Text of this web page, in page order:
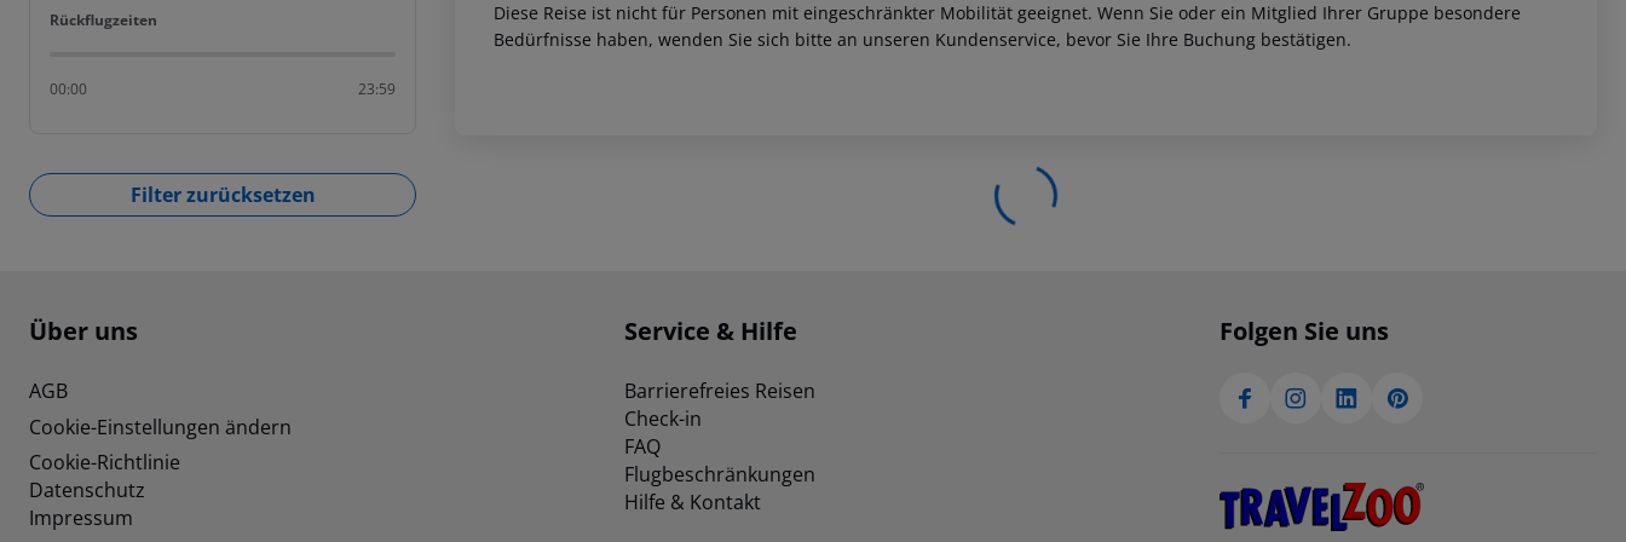
Rückflugzeiten
Rückflugzeiten
00:00 23:59
Filter zurücksetzen
Diese Reise ist nicht für Personen mit eingeschränkter Mobilität geeignet. Wenn Sie oder ein Mitglied Ihrer Gruppe besondere
Bedürfnisse haben, wenden Sie sich bitte an unseren Kundenservice, bevor Sie Ihre Buchung bestätigen.
Footer navigation
Über uns
AGB
Cookie-Einstellungen ändern
Cookie-Richtlinie
Datenschutz
Impressum
Service & Hilfe
Barrierefreies Reisen
Check-in
FAQ
Flugbeschränkungen
Hilfe & Kontakt
Folgen Sie uns